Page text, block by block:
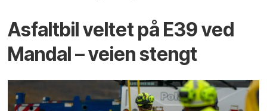
Asfaltbil veltet på E39 ved
Mandal – veien stengt